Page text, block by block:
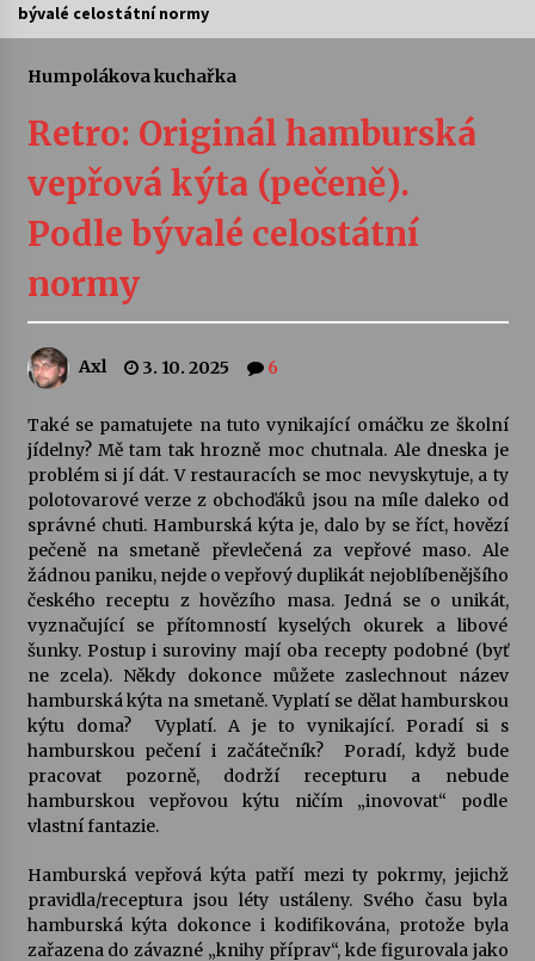
Letní koncerty ve Stromovce: Ars Camerata a
4. 8. 2026
Vernisáž výstavy Josefíny Duškové: Stávám se
kapkou
30. 7. 2026
Veselí muzikanti
šedesátka: 28. 7.–1. 8. 2026
Letní koncerty ve Stromovce: Kolchoz a
Jenakaši
28. 7. 2026
Votavžatský ploty
23. 7. 2026
Letní koncerty ve Stromovce: Rufus Miller
22. 7. 2026
Vysočinka
17. 7. 2026
Ozvěny prázdnin
14. 7. 2026
bývalé celostátní normy
Humpolákova kuchařka
Retro: Originál hamburská
vepřová kýta (pečeně).
Podle bývalé celostátní
normy
Axl 3. 10. 2025 6
Také se pamatujete na tuto vynikající omáčku ze školní
jídelny? Mě tam tak hrozně moc chutnala. Ale dneska je
problém si jí dát. V restauracích se moc nevyskytuje, a ty
polotovarové verze z obchoďáků jsou na míle daleko od
správné chuti. Hamburská kýta je, dalo by se říct, hovězí
pečeně na smetaně převlečená za vepřové maso. Ale
žádnou paniku, nejde o vepřový duplikát nejoblíbenějšího
českého receptu z hovězího masa. Jedná se o unikát,
vyznačující se přítomností kyselých okurek a libové
šunky. Postup i suroviny mají oba recepty podobné (byť
ne zcela). Někdy dokonce můžete zaslechnout název
hamburská kýta na smetaně. Vyplatí se dělat hamburskou
kýtu doma? Vyplatí. A je to vynikající. Poradí si s
hamburskou pečení i začátečník? Poradí, když bude
pracovat pozorně, dodrží recepturu a nebude
hamburskou vepřovou kýtu ničím „inovovat“ podle
vlastní fantazie.
Hamburská vepřová kýta patří mezi ty pokrmy, jejichž
pravidla/receptura jsou léty ustáleny. Svého času byla
hamburská kýta dokonce i kodifikována, protože byla
zařazena do závazné „knihy příprav“, kde figurovala jako